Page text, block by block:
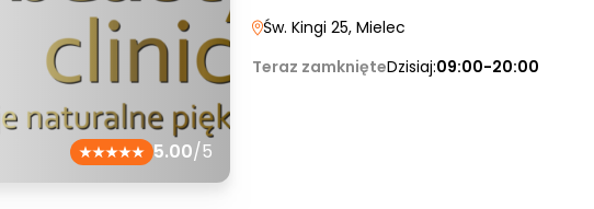
5.00/5
Św. Kingi 25, Mielec
Teraz zamknięteDzisiaj:09:00-20:00